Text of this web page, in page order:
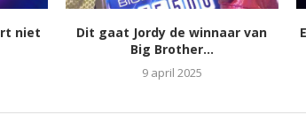
niet
Dit gaat Jordy de winnaar van
Big Brother...
9 april 2025